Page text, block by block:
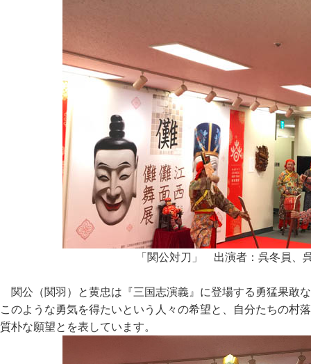
「関公対刀」 出演者：呉冬員、
関公（関羽）と黄忠は『三国志演義』に登場する勇猛果敢
このような勇気を得たいという人々の希望と、自分たちの村
質朴な願望とを表しています。